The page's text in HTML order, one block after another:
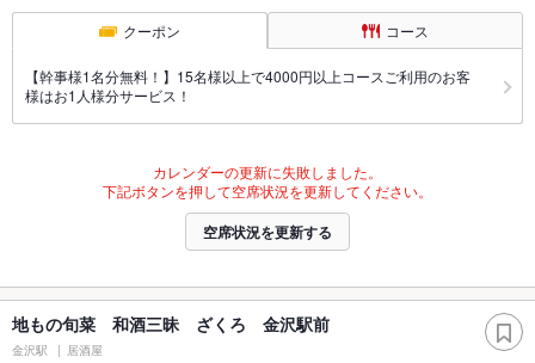
クーポン コース
【幹事様1名分無料！】15名様以上で4000円以上コースご利用のお客
様はお1人様分サービス！
カレンダーの更新に失敗しました。
下記ボタンを押して空席状況を更新してください。
空席状況を更新する
地もの旬菜 和酒三昧 ざくろ 金沢駅前
金沢駅 居酒屋